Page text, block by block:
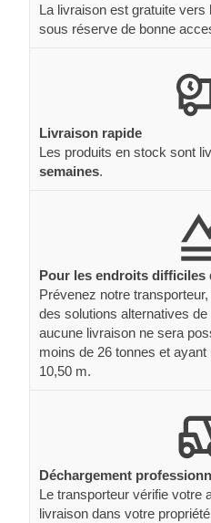
La livraison est gratuite vers
sous réserve de bonne
Livraison rapide
Les produits en stock sont
semaines.
Pour les endroits difficiles
Prévenez notre
des solutions alternatives de
aucune livraison ne sera
moins de 26 tonnes et
10,50 m.
Déchargement
Le transporteur vérifie votre
livraison dans votre